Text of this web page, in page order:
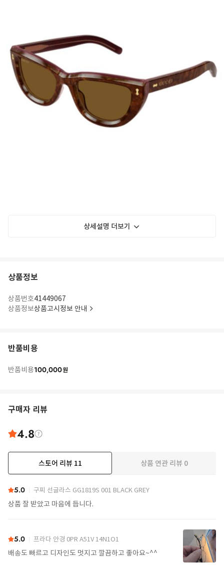
상세설명 더보기
상품정보
상품번호41449067
상품정보상품고시정보 안내
반품비용
반품비용100,000원
구매자 리뷰
4.8
스토어 리뷰 11 상품 연관 리뷰 0
5.0 구찌 선글라스 GG1819S 001 BLACK GREY
상품 잘 받았고 마음에 듭니다.
5.0 프라다 안경 0PR A51V 14N1O1
배송도 빠르고 디자인도 멋지고 깔끔하고 좋아요~^^